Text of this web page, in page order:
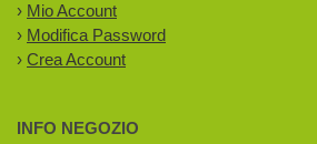
› Mio Account
› Modifica Password
› Crea Account
INFO NEGOZIO